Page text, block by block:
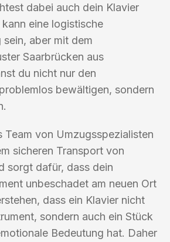
dabei auch dein Klavier
eine logistische
aber mit dem
Saarbrücken aus
du nicht nur den
bewältigen, sondern
Team von Umzugsspezialisten
sicheren Transport von
sorgt dafür, dass dein
unbeschadet am neuen Ort
dass ein Klavier nicht
sondern auch ein Stück
Bedeutung hat. Daher